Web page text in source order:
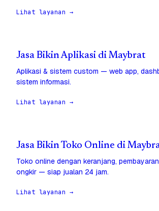
Lihat layanan →
Jasa Bikin Aplikasi di Maybrat
Aplikasi & sistem custom — web app,
sistem informasi.
Lihat layanan →
Jasa Bikin Toko Online di
Toko online dengan keranjang,
ongkir — siap jualan 24 jam.
Lihat layanan →